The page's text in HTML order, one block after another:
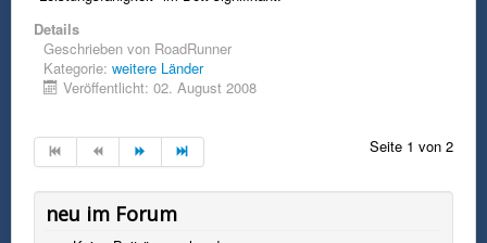
Details
Geschrieben von RoadRunner
Kategorie: weitere Länder
Veröffentlicht: 02. August 2008
Seite 1 von 2
neu im Forum